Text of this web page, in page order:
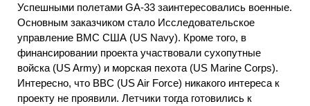
Успешными полетами GA-33 заинтересовались военные.
Основным заказчиком стало Исследовательское
управление ВМС США (US Navy). Кроме того, в
финансировании проекта участвовали сухопутные
войска (US Army) и морская пехота (US Marine Corps).
Интересно, что ВВС (US Air Force) никакого интереса к
проекту не проявили. Летчики тогда готовились к